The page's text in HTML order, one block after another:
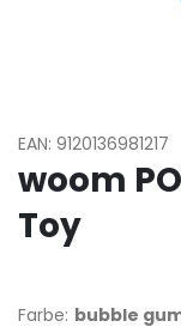
EAN: 9120136981217
woom
Toy
Farbe: bubble